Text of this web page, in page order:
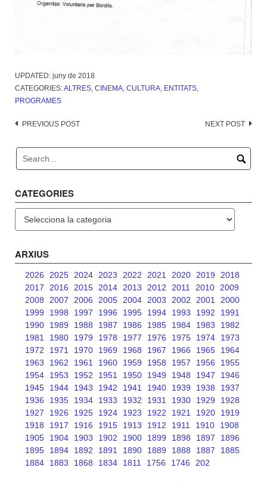
UPDATED: juny de 2018
CATEGORIES:ALTRES, CINEMA, CULTURA, ENTITATS,
PROGRAMES
Post
PREVIOUS POST NEXT POST
CATEGORIES
ARXIUS
2026 2025 2024 2023 2022 2021 2020 2019
2018
2017
2016 2015 2014 2013 2012 2011 2010
2009
2008
2007 2006 2005 2004 2003 2002 2001
2000
1999
1998 1997 1996 1995 1994 1993 1992
1991
1990
1989 1988 1987 1986 1985 1984 1983
1982
1981
1980 1979 1978 1977 1976 1975 1974
1973
1972
1971 1970 1969 1968 1967 1966 1965
1964
1963
1962 1961 1960 1959 1958 1957 1956
1955
1954
1953 1952 1951 1950 1949 1948 1947
1946
1945
1944 1943 1942 1941 1940 1939 1938
1937
1936
1935 1934 1933 1932 1931 1930 1929
1928
1927
1926 1925 1924 1923 1922 1921 1920
1919
1918
1917 1916 1915 1913 1912 1911 1910
1908
1905
1904 1903 1902 1900 1899 1898 1897
1896
1895
1894 1892 1891 1890 1889 1888 1887
1885
1884
1883 1868 1834 1811 1756 1746 202